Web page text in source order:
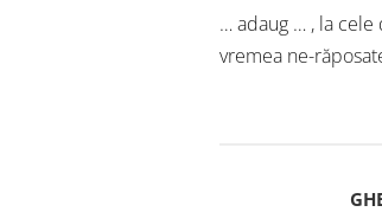
… adaug … , la
vremea ne-